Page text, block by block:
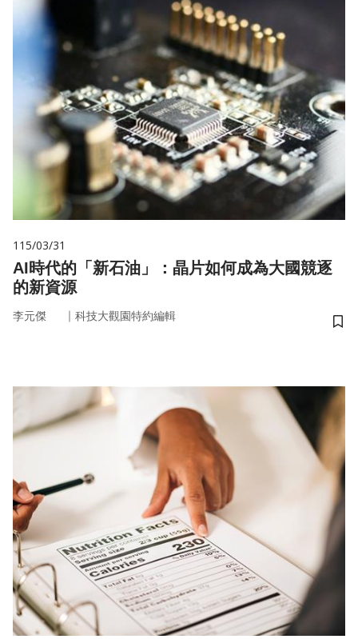
115/03/31
AI時代的「新石油」：晶片如何成為大國競逐
的新資源
李元傑 ｜ 科技大觀園特約編輯
儲